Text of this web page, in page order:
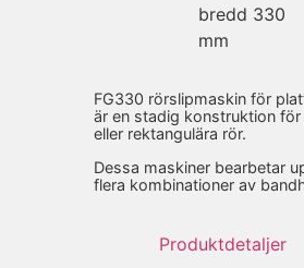
bredd 330
mm
FG330 rörslipmaskin för
är en stadig konstruktion
eller rektangulära rör.
Dessa maskiner bearbetar
flera kombinationer av
Produktdetaljer